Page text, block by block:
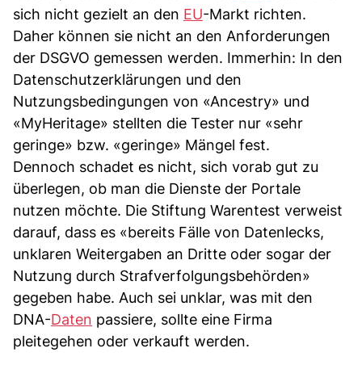
sich nicht gezielt an den EU-Markt richten.
Daher können sie nicht an den Anforderungen
der DSGVO gemessen werden. Immerhin: In den
Datenschutzerklärungen und den
Nutzungsbedingungen von «Ancestry» und
«MyHeritage» stellten die Tester nur «sehr
geringe» bzw. «geringe» Mängel fest.
Dennoch schadet es nicht, sich vorab gut zu
überlegen, ob man die Dienste der Portale
nutzen möchte. Die Stiftung Warentest verweist
darauf, dass es «bereits Fälle von Datenlecks,
unklaren Weitergaben an Dritte oder sogar der
Nutzung durch Strafverfolgungsbehörden»
gegeben habe. Auch sei unklar, was mit den
DNA-Daten passiere, sollte eine Firma
pleitegehen oder verkauft werden.